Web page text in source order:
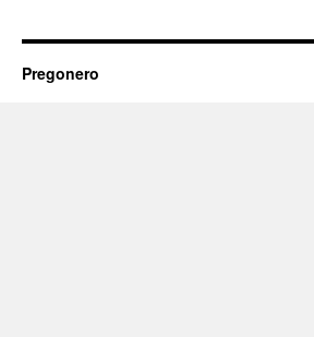
Pregonero